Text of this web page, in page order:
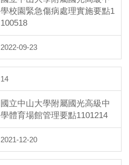
學校園緊急傷病處理實施要點1
100518
2022-09-23
14
國立中山大學附屬國光高級中
學體育場館管理要點1101214
2021-12-20